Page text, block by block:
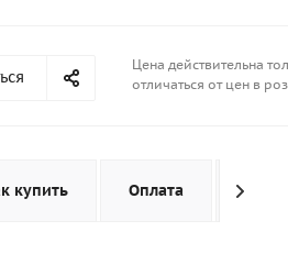
Цена действительна
отличаться от цен в
купить Оплата